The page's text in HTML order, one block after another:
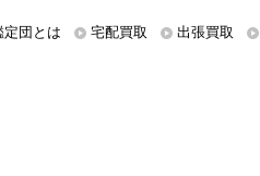
定団とは 宅配買取 出張買取